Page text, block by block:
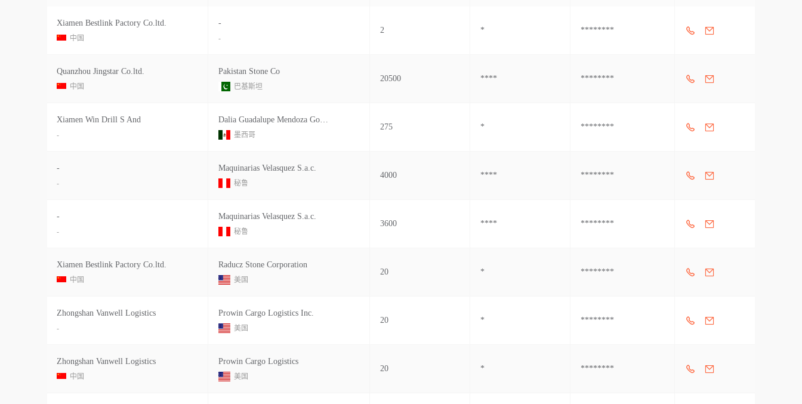
Xiamen Bestlink Pactory Co.ltd.
中国
-
-
2 * ********
Quanzhou Jingstar Co.ltd.
中国
Pakistan Stone Co
巴基斯坦
20500 **** ********
Xiamen Win Drill S And
-
Dalia Guadalupe Mendoza Gonzalez
墨西哥
275 * ********
-
-
Maquinarias Velasquez S.a.c.
秘鲁
4000 **** ********
-
-
Maquinarias Velasquez S.a.c.
秘鲁
3600 **** ********
Xiamen Bestlink Pactory Co.ltd.
中国
Raducz Stone Corporation
美国
20 * ********
Zhongshan Vanwell Logistics
-
Prowin Cargo Logistics Inc.
美国
20 * ********
Zhongshan Vanwell Logistics
中国
Prowin Cargo Logistics
美国
20 * ********